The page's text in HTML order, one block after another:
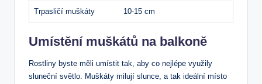
Trpasličí muškáty 10-15 cm
Umístění muškátů na balkoně
Rostliny byste měli umístit tak, aby co nejlépe využily
sluneční světlo. Muškáty milují slunce, a tak ideální místo